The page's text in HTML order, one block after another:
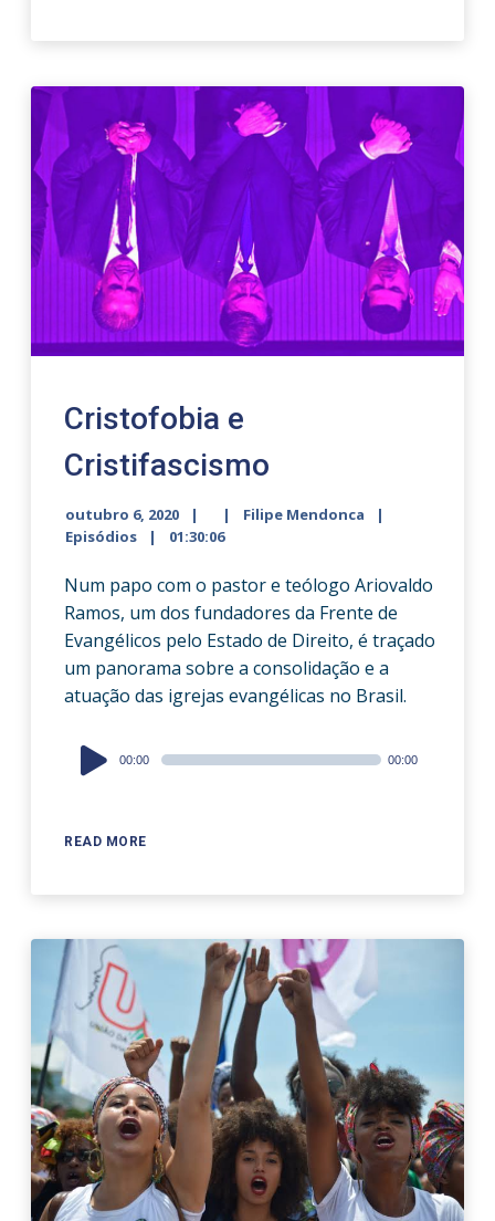
Cristofobia e
Cristifascismo
outubro 6, 2020
Filipe Mendonca
Episódios
01:30:06
Num papo com o pastor e teólogo Ariovaldo
Ramos, um dos fundadores da Frente de
Evangélicos pelo Estado de Direito, é traçado
um panorama sobre a consolidação e a
atuação das igrejas evangélicas no Brasil.
READ MORE
Audio
Player
00:00 00:00